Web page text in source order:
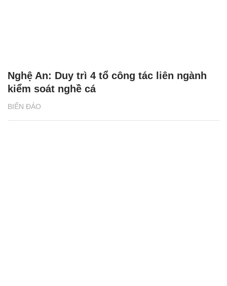
BIỂN ĐẢO
Nghệ An: Duy trì 4 tổ công tác liên ngành
kiểm soát nghề cá